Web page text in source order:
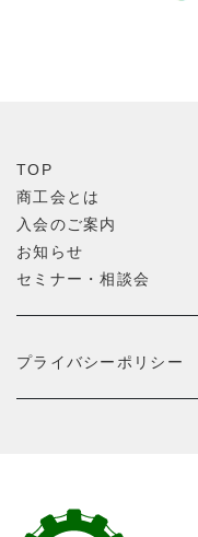
TOP
商工会とは
入会のご案内
お知らせ
セミナー・相談会
プライバシーポリシー